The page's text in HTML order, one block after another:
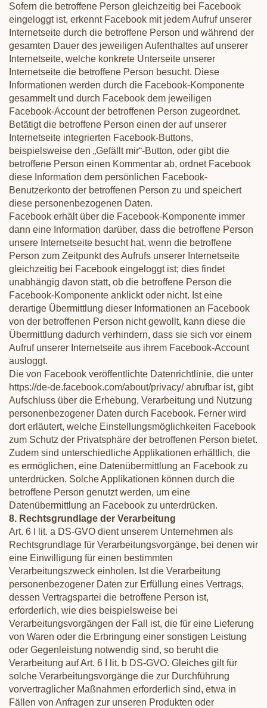
Sofern die betroffene Person gleichzeitig bei Facebook
eingeloggt ist, erkennt Facebook mit jedem Aufruf unserer
Internetseite durch die betroffene Person und während der
gesamten Dauer des jeweiligen Aufenthaltes auf unserer
Internetseite, welche konkrete Unterseite unserer
Internetseite die betroffene Person besucht. Diese
Informationen werden durch die Facebook-Komponente
gesammelt und durch Facebook dem jeweiligen
Facebook-Account der betroffenen Person zugeordnet.
Betätigt die betroffene Person einen der auf unserer
Internetseite integrierten Facebook-Buttons,
beispielsweise den „Gefällt mir“-Button, oder gibt die
betroffene Person einen Kommentar ab, ordnet Facebook
diese Information dem persönlichen Facebook-
Benutzerkonto der betroffenen Person zu und speichert
diese personenbezogenen Daten.
Facebook erhält über die Facebook-Komponente immer
dann eine Information darüber, dass die betroffene Person
unsere Internetseite besucht hat, wenn die betroffene
Person zum Zeitpunkt des Aufrufs unserer Internetseite
gleichzeitig bei Facebook eingeloggt ist; dies findet
unabhängig davon statt, ob die betroffene Person die
Facebook-Komponente anklickt oder nicht. Ist eine
derartige Übermittlung dieser Informationen an Facebook
von der betroffenen Person nicht gewollt, kann diese die
Übermittlung dadurch verhindern, dass sie sich vor einem
Aufruf unserer Internetseite aus ihrem Facebook-Account
ausloggt.
Die von Facebook veröffentlichte Datenrichtlinie, die unter
https://de-de.facebook.com/about/privacy/ abrufbar ist, gibt
Aufschluss über die Erhebung, Verarbeitung und Nutzung
personenbezogener Daten durch Facebook. Ferner wird
dort erläutert, welche Einstellungsmöglichkeiten Facebook
zum Schutz der Privatsphäre der betroffenen Person bietet.
Zudem sind unterschiedliche Applikationen erhältlich, die
es ermöglichen, eine Datenübermittlung an Facebook zu
unterdrücken. Solche Applikationen können durch die
betroffene Person genutzt werden, um eine
Datenübermittlung an Facebook zu unterdrücken.
8. Rechtsgrundlage der Verarbeitung
Art. 6 I lit. a DS-GVO dient unserem Unternehmen als
Rechtsgrundlage für Verarbeitungsvorgänge, bei denen wir
eine Einwilligung für einen bestimmten
Verarbeitungszweck einholen. Ist die Verarbeitung
personenbezogener Daten zur Erfüllung eines Vertrags,
dessen Vertragspartei die betroffene Person ist,
erforderlich, wie dies beispielsweise bei
Verarbeitungsvorgängen der Fall ist, die für eine Lieferung
von Waren oder die Erbringung einer sonstigen Leistung
oder Gegenleistung notwendig sind, so beruht die
Verarbeitung auf Art. 6 I lit. b DS-GVO. Gleiches gilt für
solche Verarbeitungsvorgänge die zur Durchführung
vorvertraglicher Maßnahmen erforderlich sind, etwa in
Fällen von Anfragen zur unseren Produkten oder